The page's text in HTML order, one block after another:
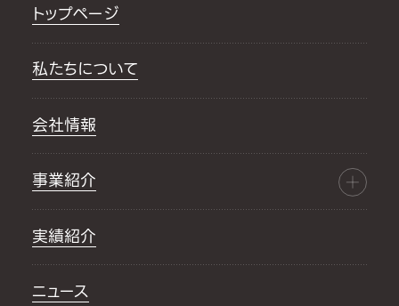
トップページ
私たちについて
会社情報
事業紹介
実績紹介
ニュース